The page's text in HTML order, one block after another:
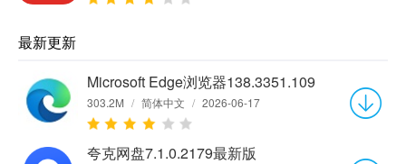
最新更新
Microsoft Edge浏览器138.3351.109
303.2M / 简体中文 / 2026-06-17
夸克网盘7.1.0.2179最新版